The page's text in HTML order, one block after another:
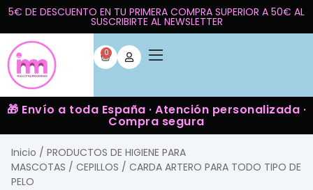
5€ DE DESCUENTO EN TU PRIMERA COMPRA SUPERIOR A 50€ AL
SUSCRIBIRTE AL NEWSLETTER
0
🎁 Envío a toda España · Atención personalizada ·
Compra segura
Inicio / PRODUCTOS DE HIGIENE PARA
MASCOTAS / CEPILLOS / CARDA ARTERO PARA TODO TIPO DE
PELO